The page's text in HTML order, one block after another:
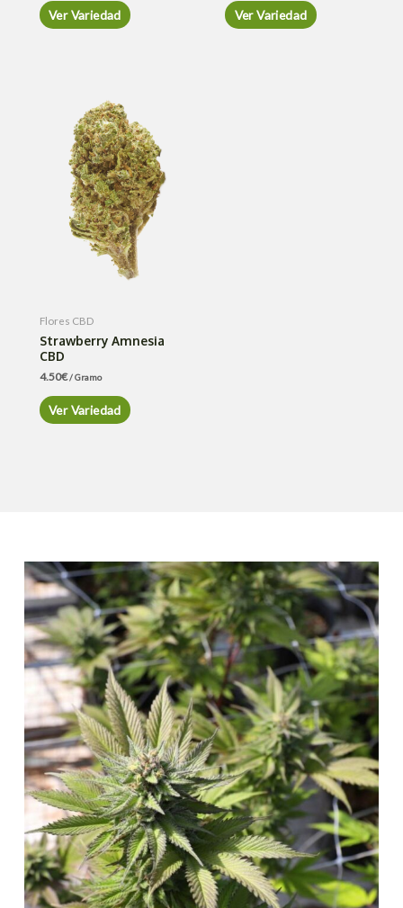
Ver Variedad Ver Variedad
Flores CBD
Strawberry Amnesia
CBD
4.50€/ Gramo
Ver Variedad